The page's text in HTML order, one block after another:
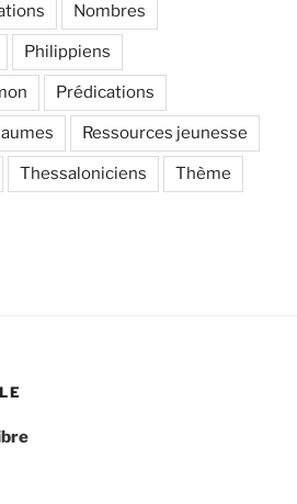
Nombres
Philippiens
Prédications
Ressources jeunesse
Thessaloniciens Thème